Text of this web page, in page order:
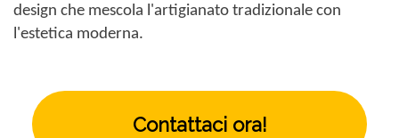
design che mescola l'artigianato tradizionale con
l'estetica moderna.
Contattaci ora!